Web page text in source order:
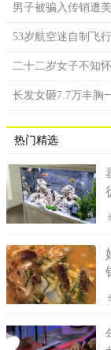
据了解，患有
进行手术，医生会
年纪是1-6岁进行。
但是相对库马
她幸运很多。据了
人的眼里是很特殊
很多人都会认
事，但是这对于De
种特别的标志，这
们把自己叫做“六指
男子被骗入传销遭
53岁航空迷自制飞
二十二岁女子不知
长发女砸7.7万丰胸
热门精选